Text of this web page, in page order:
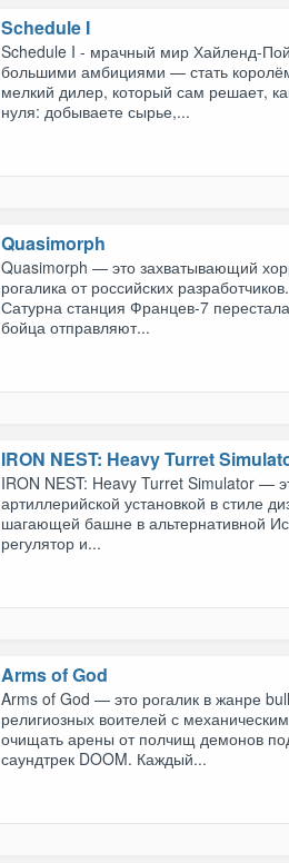
Schedule I
Schedule I - мрачный мир Хайленд-
большими амбициями — стать
мелкий дилер, который сам решает,
нуля: добываете сырье,...
Quasimorph
Quasimorph — это захватывающий
рогалика от российских
Сатурна станция Францев-7
бойца отправляют...
IRON NEST: Heavy Turret
IRON NEST: Heavy Turret Simulator —
артиллерийской установкой в стиле
шагающей башне в альтернативной
регулятор и...
Arms of God
Arms of God — это рогалик в жанре
религиозных воителей с
очищать арены от полчищ демонов
саундтрек DOOM. Каждый...